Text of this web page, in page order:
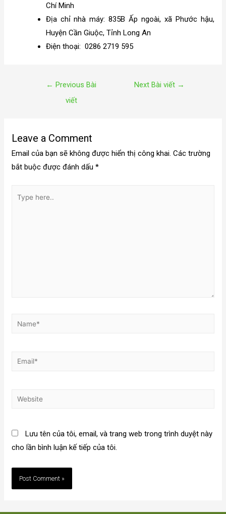
Chí Minh
Địa chỉ nhà máy: 835B Ấp ngoài, xã Phước hậu,
Huyện Cần Giuộc, Tỉnh Long An
Điện thoại: 0286 2719 595
← Previous Bài
viết
Next Bài viết →
Leave a Comment
Email của bạn sẽ không được hiển thị công khai. Các trường
bắt buộc được đánh dấu*
Lưu tên của tôi, email, và trang web trong trình duyệt này
cho lần bình luận kế tiếp của tôi.